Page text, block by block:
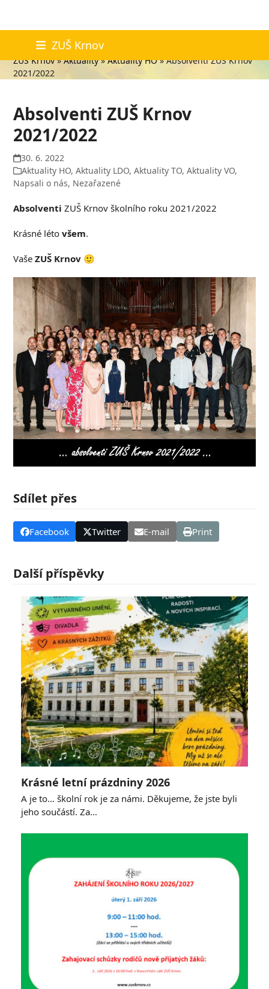
content
ZUŠ Krnov
Aktuality
ZUŠ Krnov»Aktuality»Aktuality HO»Absolventi ZUŠ Krnov
2021/2022
Absolventi ZUŠ Krnov
2021/2022
30. 6. 2022
Aktuality HO,Aktuality LDO,Aktuality TO,Aktuality VO,
Napsali o nás, Nezařazené
Absolventi ZUŠ Krnov školního roku 2021/2022
Krásné létovšem.
VašeZUŠ Krnov 🙂
Sdílet přes
Facebook Twitter E-mail Print
Další příspěvky
Krásné letní prázdniny 2026
A je to… školní rok je za námi. Děkujeme, že jste byli
jeho součástí. Za…